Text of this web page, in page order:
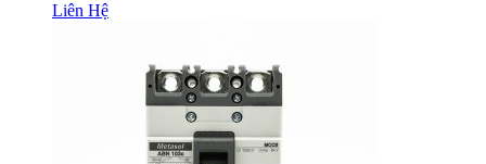
Liên Hệ